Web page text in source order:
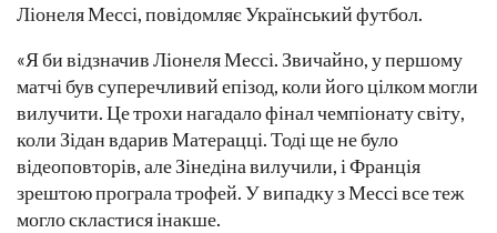
Ліонеля Мессі, повідомляє Український футбол.
«Я би відзначив Ліонеля Мессі. Звичайно, у першому
матчі був суперечливий епізод, коли його цілком могли
вилучити. Це трохи нагадало фінал чемпіонату світу,
коли Зідан вдарив Матерацці. Тоді ще не було
відеоповторів, але Зінедіна вилучили, і Франція
зрештою програла трофей. У випадку з Мессі все теж
могло скластися інакше.